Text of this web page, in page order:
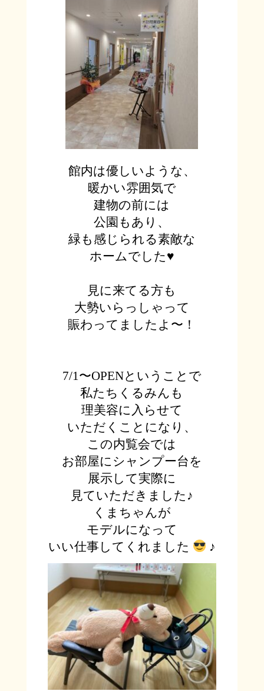
館内は優しいような、
暖かい雰囲気で
建物の前には
公園もあり、
緑も感じられる素敵な
ホームでした♥
見に来てる方も
大勢いらっしゃって
賑わってましたよ〜！
7/1 〜OPENということで
私たちくるみんも
理美容に 入らせて
いただくことになり、
この内覧会では
お部屋にシャンプー台を
展示して実際に
見ていただきました♪
くまちゃんが
モデルになって
いい仕事してくれました
♪